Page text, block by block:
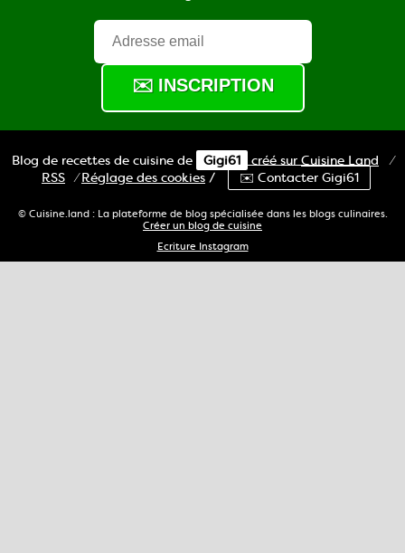
Blog de recettes de cuisine de Gigi61 créé sur Cuisine Land
⁄
RSS ⁄Réglage des cookies / ✉️ Contacter Gigi61
© Cuisine.land : La plateforme de blog spécialisée dans les blogs culinaires.
Créer un blog de cuisine
Ecriture Instagram